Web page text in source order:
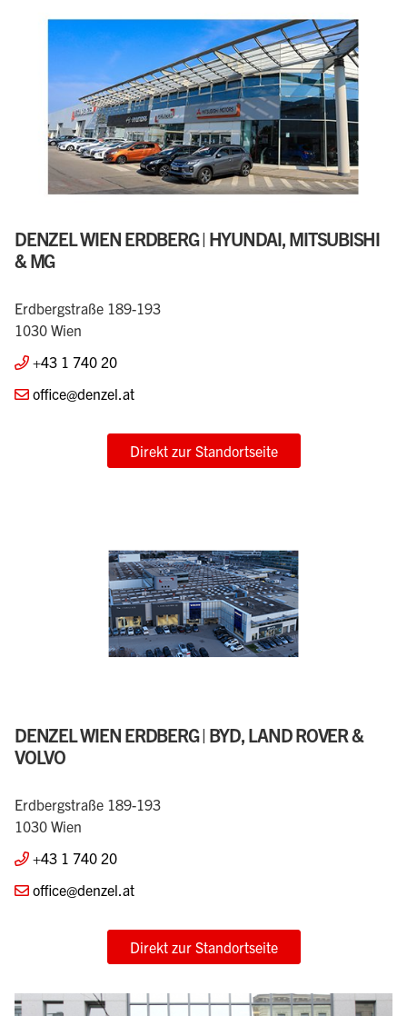
DENZEL WIEN ERDBERG | HYUNDAI, MITSUBISHI
& MG
Erdbergstraße 189-193
1030 Wien
+43 1 740 20
office@denzel.at
Direkt zur Standortseite
DENZEL WIEN ERDBERG | BYD, LAND ROVER &
VOLVO
Erdbergstraße 189-193
1030 Wien
+43 1 740 20
office@denzel.at
Direkt zur Standortseite